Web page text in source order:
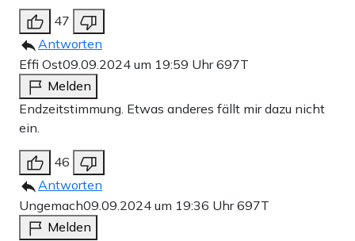
47
Antworten
Effi Ost09.09.2024 um 19:59 Uhr697T
Melden
Endzeitstimmung. Etwas anderes fällt mir dazu nicht
ein.
46
Antworten
Ungemach09.09.2024 um 19:36 Uhr697T
Melden